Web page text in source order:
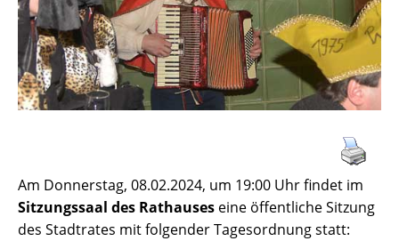
Am Donnerstag, 08.02.2024, um 19:00 Uhr findet im
Sitzungssaal des Rathauses eine öffentliche Sitzung
des Stadtrates mit folgender Tagesordnung statt: